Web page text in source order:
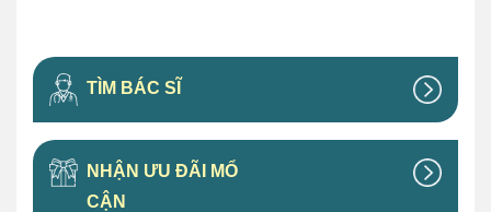
TÌM BÁC SĨ
NHẬN ƯU ĐÃI MỔ
CẬN